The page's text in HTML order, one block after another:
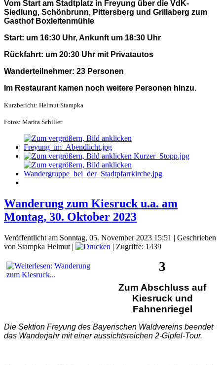
Vom Start am Stadtplatz in Freyung über die VdK-
Siedlung, Schönbrunn, Pittersberg und Grillaberg zum
Gasthof Boxleitenmühle
Start: um 16:30 Uhr, Ankunft um 18:30 Uhr
Rückfahrt: um 20:30 Uhr mit Privatautos
Wanderteilnehmer: 23 Personen
Im Restaurant kamen noch weitere Personen hinzu.
Kurzbericht: Helmut Stampka
Fotos: Marita Schiller
Wanderung zum Kiesruck u.a. am
Montag, 30. Oktober 2023
Veröffentlicht am Sonntag, 05. November 2023 15:51 | Geschrieben
von Stampka Helmut | | Zugriffe: 1439
3
Zum Abschluss auf
Kiesruck und
Fahnenriegel
Die Sektion Freyung des Bayerischen Waldvereins beendet
das Wanderjahr mit einer aussichtsreichen 2-Gipfel-Tour.